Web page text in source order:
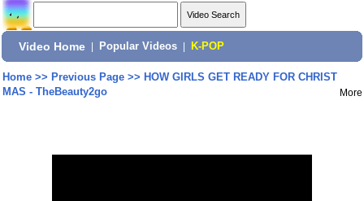
Video Home Popular Videos K-POP
Home>> Previous Page>> HOW GIRLS GET READY FOR CHRIST
MAS - TheBeauty2go
More